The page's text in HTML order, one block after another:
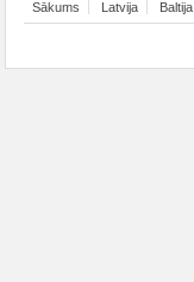
Sākums Latvija Baltija